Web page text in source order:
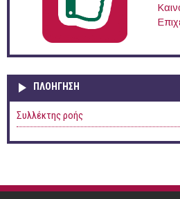
ΠΛΟΉΓΗΣΗ
Συλλέκτης ροής